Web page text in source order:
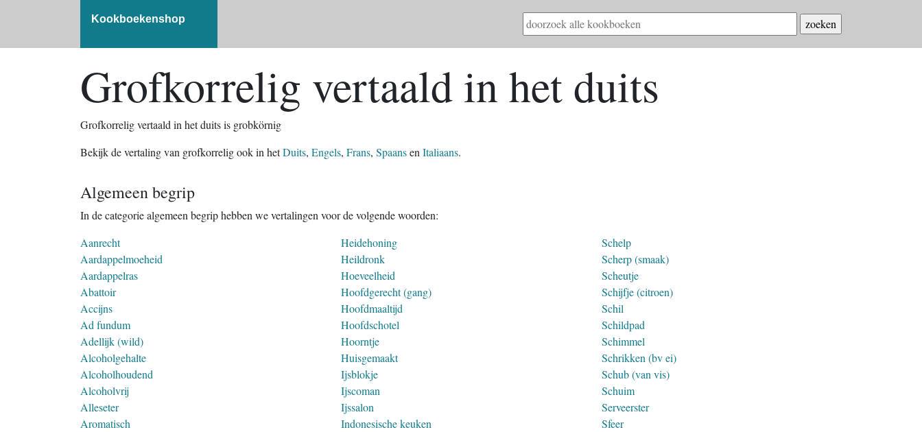
Kookboekenshop
Grofkorrelig vertaald in het duits
Grofkorrelig vertaald in het duits is grobkörnig
Bekijk de vertaling van grofkorrelig ook in hetDuits, Engels, Frans, Spaansen Italiaans.
Algemeen begrip
In de categorie algemeen begrip hebben we vertalingen voor de volgende woorden:
Aanrecht
Aardappelmoeheid
Aardappelras
Abattoir
Accijns
Ad fundum
Adellijk (wild)
Alcoholgehalte
Alcoholhoudend
Alcoholvrij
Alleseter
Aromatisch
Heidehoning
Heildronk
Hoeveelheid
Hoofdgerecht (gang)
Hoofdmaaltijd
Hoofdschotel
Hoorntje
Huisgemaakt
Ijsblokje
Ijscoman
Ijssalon
Indonesische keuken
Schelp
Scherp (smaak)
Scheutje
Schijfje (citroen)
Schil
Schildpad
Schimmel
Schrikken (bv ei)
Schub (van vis)
Schuim
Serveerster
Sfeer